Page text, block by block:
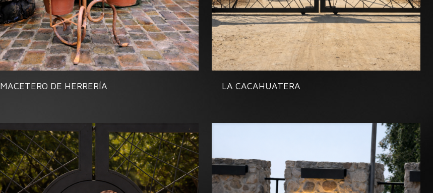
MACETERO DE HERRERÍA LA CACAHUATERA